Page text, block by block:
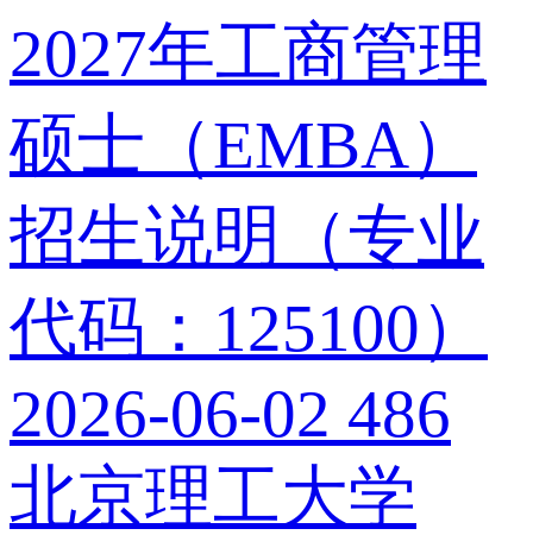
2027年工商管理
硕士（EMBA）
招生说明（专业
代码：125100）
2026-06-02 486
北京理工大学